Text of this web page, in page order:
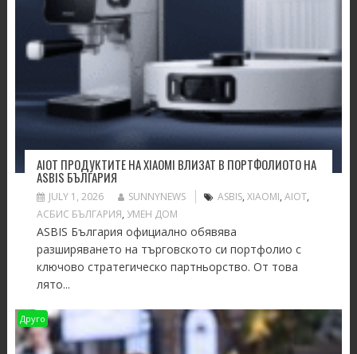
AIOT ПРОДУКТИТЕ НА XIAOMI ВЛИЗАТ В ПОРТФОЛИОТО НА
ASBIS БЪЛГАРИЯ
JULY 1, 2026 SUNNYNEWS ASBIS, XIAOMI, АIOT,
АСБИС БЪЛГАРИЯ, УМЕН ДОМ
ASBIS България официално обявява
разширяването на търговското си портфолио с
ключово стратегическо партньорство. От това
лято...
Друго